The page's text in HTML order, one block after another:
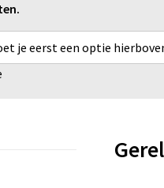
je eerst een optie